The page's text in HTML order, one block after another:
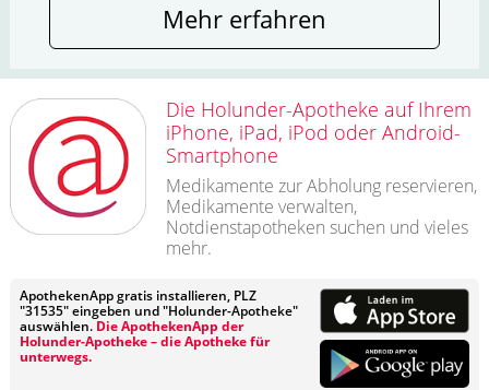
Mehr erfahren
Die Holunder-Apotheke auf Ihrem
iPhone, iPad, iPod oder Android-
Smartphone
Medikamente zur Abholung reservieren,
Medikamente verwalten,
Notdienstapotheken suchen und vieles
mehr.
ApothekenApp gratis installieren, PLZ
"31535" eingeben und "Holunder-Apotheke"
auswählen. Die ApothekenApp der
Holunder-Apotheke – die Apotheke für
unterwegs.